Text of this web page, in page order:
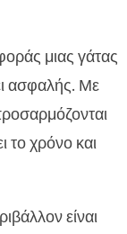
μιας γάτας
ασφαλής. Με
το χρόνο και
είναι